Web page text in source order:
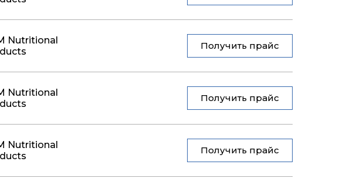
Nutritional
Получить прайс
Nutritional
Получить прайс
Nutritional
Получить прайс